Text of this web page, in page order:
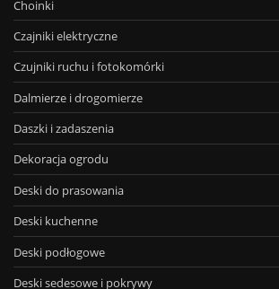
Choinki
Czajniki elektryczne
Czujniki ruchu i fotokomórki
Dalmierze i drogomierze
Daszki i zadaszenia
Dekoracja ogrodu
Deski do prasowania
Deski kuchenne
Deski podłogowe
Deski sedesowe i pokrywy